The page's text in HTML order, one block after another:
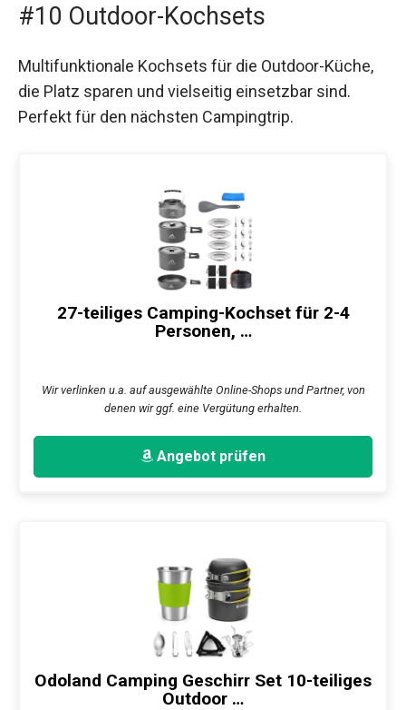
#10 Outdoor-Kochsets
Multifunktionale Kochsets für die Outdoor-Küche,
die Platz sparen und vielseitig einsetzbar sind.
Perfekt für den nächsten Campingtrip.
27-teiliges Camping-Kochset für 2-4
Personen, …
Wir verlinken u.a. auf ausgewählte Online-Shops und Partner, von
denen wir ggf. eine Vergütung erhalten.
Angebot prüfen
Odoland Camping Geschirr Set 10-teiliges
Outdoor …